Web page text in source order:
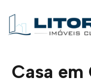
Casa